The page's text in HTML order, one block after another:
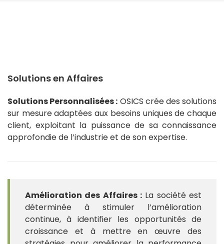
Solutions en Affaires
Solutions Personnalisées : OSICS crée des solutions
sur mesure adaptées aux besoins uniques de chaque
client, exploitant la puissance de sa connaissance
approfondie de l’industrie et de son expertise.
Amélioration des Affaires : La société est
déterminée à stimuler l’amélioration
continue, à identifier les opportunités de
croissance et à mettre en œuvre des